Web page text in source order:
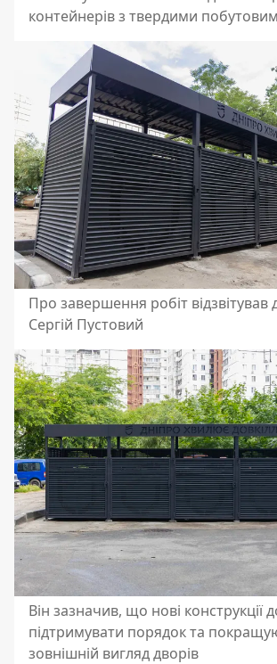
контейнерів з твердими
Про завершення робіт відзвітував
Сергій Пустовий
Він зазначив, що нові конструкції
підтримувати порядок та
зовнішній вигляд дворів